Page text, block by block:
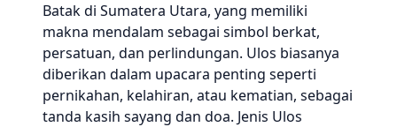
Batak di Sumatera Utara, yang memiliki
makna mendalam sebagai simbol berkat,
persatuan, dan perlindungan. Ulos biasanya
diberikan dalam upacara penting seperti
pernikahan, kelahiran, atau kematian, sebagai
tanda kasih sayang dan doa. Jenis Ulos